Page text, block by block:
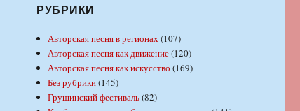
РУБРИКИ
Авторская песня в регионах(107)
Авторская песня как движение(120)
Авторская песня как искусство (169)
Без рубрики(145)
Грушинский фестиваль(82)